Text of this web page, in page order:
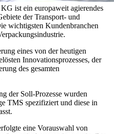
ist ein europaweit agierendes
der Transport- und
wichtigsten Kundenbranchen
eines von der heutigen
Innovationsprozesses, der
des gesamten
der Soll-Prozesse wurden
TMS spezifiziert und diese in
eine Vorauswahl von